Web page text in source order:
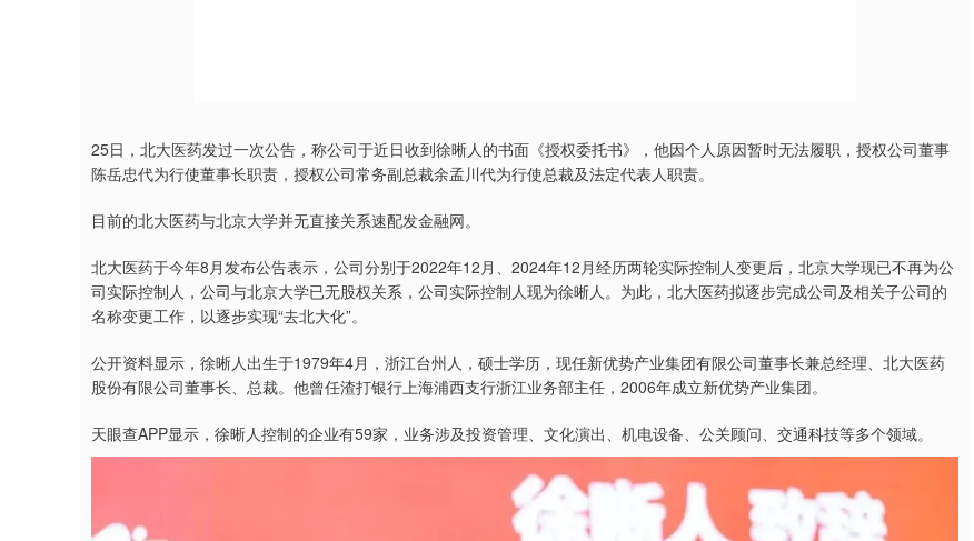
25日，北大医药发过一次公告，称公司于近日收到徐晰人的书面《授权委托书》，他因个人原因暂时无法履职，授权公司董事
陈岳忠代为行使董事长职责，授权公司常务副总裁余孟川代为行使总裁及法定代表人职责。
目前的北大医药与北京大学并无直接关系速配发金融网。
北大医药于今年8月发布公告表示，公司分别于2022年12月、2024年12月经历两轮实际控制人变更后，北京大学现已不再为公
司实际控制人，公司与北京大学已无股权关系，公司实际控制人现为徐晰人。为此，北大医药拟逐步完成公司及相关子公司的
名称变更工作，以逐步实现“去北大化”。
公开资料显示，徐晰人出生于1979年4月，浙江台州人，硕士学历，现任新优势产业集团有限公司董事长兼总经理、北大医药
股份有限公司董事长、总裁。他曾任渣打银行上海浦西支行浙江业务部主任，2006年成立新优势产业集团。
天眼查APP显示，徐晰人控制的企业有59家，业务涉及投资管理、文化演出、机电设备、公关顾问、交通科技等多个领域。